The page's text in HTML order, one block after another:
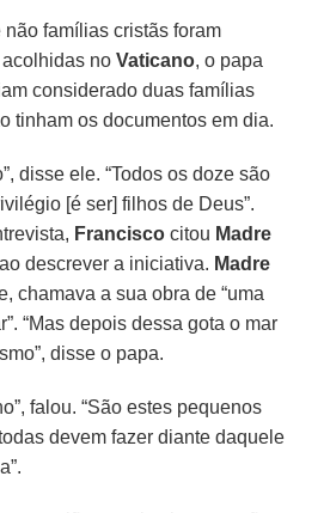
famílias cristãs foram
acolhidas noVaticano, o papa
considerado duas famílias
tinham os documentos em dia.
disse ele. “Todos os doze são
[é ser] filhos de Deus”.
Francisco citou Madre
ao descrever a iniciativa. Madre
chamava a sua obra de “uma
“Mas depois dessa gota o mar
disse o papa.
falou. “São estes pequenos
devem fazer diante daquele